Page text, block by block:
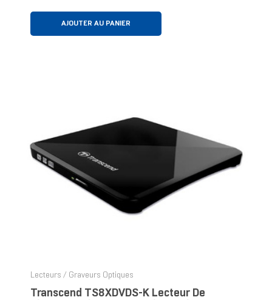
AJOUTER AU PANIER
Lecteurs / Graveurs Optiques
Transcend TS8XDVDS-K Lecteur De